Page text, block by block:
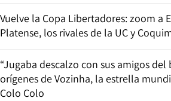
Vuelve la Copa Libertadores: zoom a
Platense, los rivales de la UC y
“Jugaba descalzo con sus amigos del
orígenes de Vozinha, la estrella
Colo Colo